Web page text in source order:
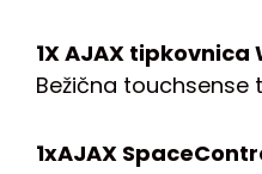
1X AJAX tipkovnica
Bežična touchsense
1xAJAX